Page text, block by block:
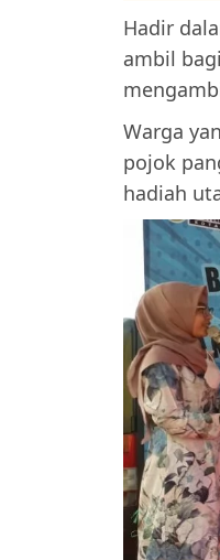
Hadir
ambil
Warga
pojok
hadiah